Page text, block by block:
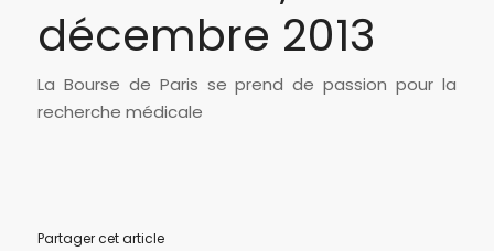
décembre 2013
La Bourse de Paris se prend de passion pour la
recherche médicale
Partager cet article